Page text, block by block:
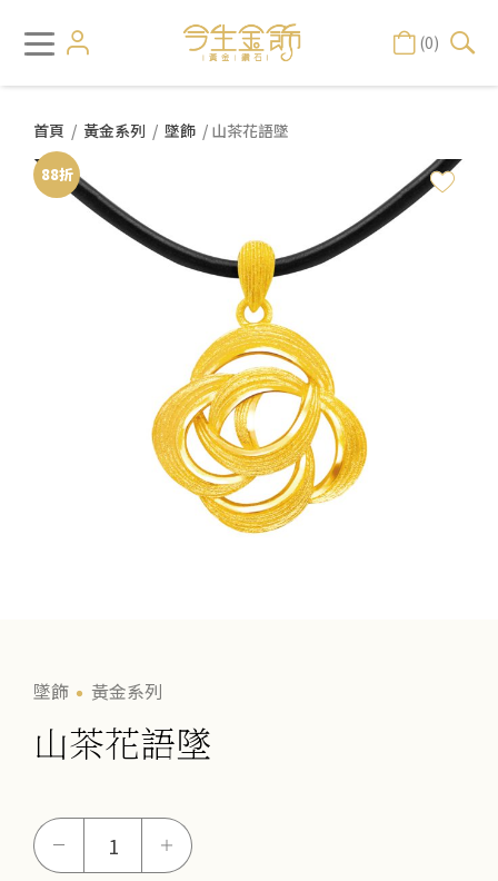
(0)
首頁 / 黃金系列 / 墜飾 / 山茶花語墜
88折
墜飾 黃金系列
山茶花語墜
－ ＋